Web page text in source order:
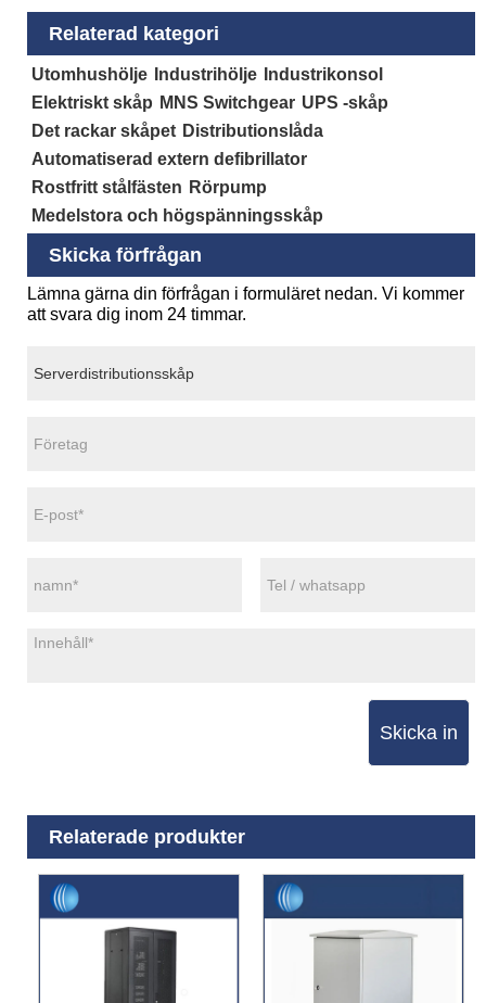
Relaterad kategori
Utomhushölje Industrihölje
Industrikonsol
Elektriskt skåp MNS Switchgear UPS -skåp
Det rackar skåpet Distributionslåda
Automatiserad extern defibrillator
Rostfritt stålfästen Rörpump
Medelstora och högspänningsskåp
Skicka förfrågan
Lämna gärna din förfrågan i formuläret nedan. Vi kommer
att svara dig inom 24 timmar.
Skicka in
Relaterade produkter